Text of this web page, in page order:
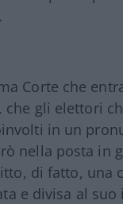
Corte che
gli elettori
in un
nella posta in
di fatto, una
e divisa al